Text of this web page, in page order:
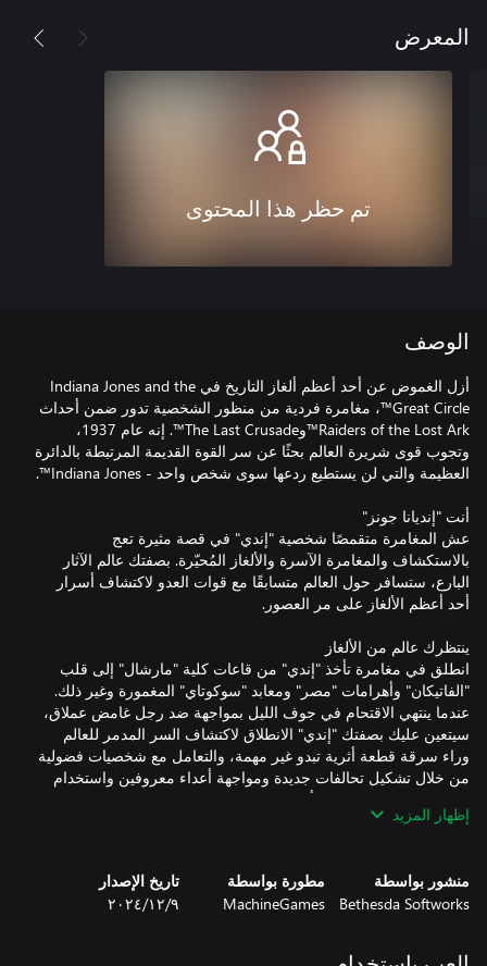
المعرض
تم حظر هذا المحتوى
الوصف
أزل الغموض عن أحد أعظم ألغاز التاريخ في Indiana Jones and the
Great Circle™، مغامرة فردية من منظور الشخصية تدور ضمن أحداث
Raiders of the Lost Ark™وThe Last Crusade™. إنه عام 1937،
وتجوب قوى شريرة العالم بحثًا عن سر القوة القديمة المرتبطة بالدائرة
عش المغامرة متقمصًا شخصية "إندي" في قصة مثيرة تعج
بالاستكشاف والمغامرة الآسرة والألغاز المُحيّرة. بصفتك عالم الآثار
البارع، ستسافر حول العالم متسابقًا مع قوات العدو لاكتشاف أسرار
انطلق في مغامرة تأخذ "إندي" من قاعات كلية "مارشال" إلى قلب
"الفاتيكان" وأهرامات "مصر" ومعابد "سوكوتاي" المغمورة وغير ذلك.
عندما ينتهي الاقتحام في جوف الليل بمواجهة ضد رجل غامض عملاق،
سيتعين عليك بصفتك "إندي" الانطلاق لاكتشاف السر المدمر للعالم
وراء سرقة قطعة أثرية تبدو غير مهمة، والتعامل مع شخصيات فضولية
من خلال تشكيل تحالفات جديدة ومواجهة أعداء معروفين واستخدام
الأعداء ونزع أسلحتهم ومهاجمتهم، لكنه ليس مجرد سلاح، بل أداة
"إندي" الأكثر قيمة للتنقل عبر البيئة. سيهاجم اللاعبون الدوريات غير
بالإضافة إلى جمعهم بين التسلل خفية والاشتباك اليدوي واللعب
إظهار المزيد
منشور بواسطة
Bethesda Softworks
مطورة بواسطة
MachineGames
تاريخ الإصدار
٩‏/١٢‏/٢٠٢٤